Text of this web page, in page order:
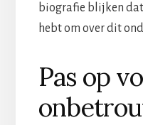
biografie blijken
hebt om over dit
Pas op